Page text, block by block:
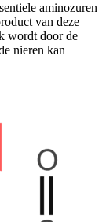
aminozuren
van deze
wordt door de
nieren kan